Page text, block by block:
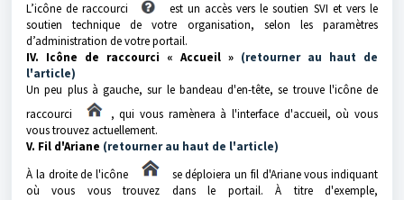
L’icône de raccourci
est un accès vers le soutien SVI et vers le
soutien technique de votre organisation, selon les paramètres
d’administration de votre portail.
IV. Icône de raccourci « Accueil » (retourner au haut de
l'article)
Un peu plus à gauche, sur le bandeau d'en-tête, se trouve l'icône de
raccourci
, qui vous ramènera à l'interface d'accueil, où vous
vous trouvez actuellement.
V. Fil d'Ariane (retourner au haut de l'article)
À la droite de l'icône
se déploiera un fil d'Ariane vous indiquant
où vous vous trouvez dans le portail. À titre d'exemple,